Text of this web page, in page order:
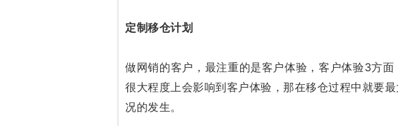
定制移仓计划
做网销的客户，最注重的是客户体验，客户体验3方
很大程度上会影响到客户体验，那在移仓过程中就要
况的发生。